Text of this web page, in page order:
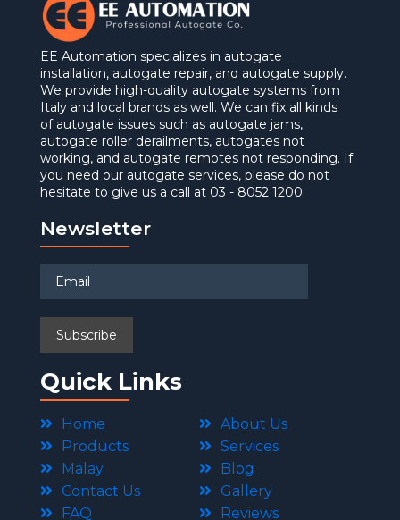
EE Automation specializes in autogate
installation, autogate repair, and autogate supply.
We provide high-quality autogate systems from
Italy and local brands as well. We can fix all kinds
of autogate issues such as autogate jams,
autogate roller derailments, autogates not
working, and autogate remotes not responding. If
you need our autogate services, please do not
hesitate to give us a call at 03 - 8052 1200.
Newsletter
Quick Links
Home
About Us
Products
Services
Malay
Blog
Contact Us
Gallery
FAQ
Reviews